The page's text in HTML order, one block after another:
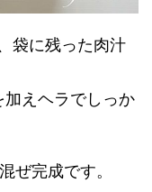
袋に残った肉汁
えヘラでしっか
ぜ完成です。